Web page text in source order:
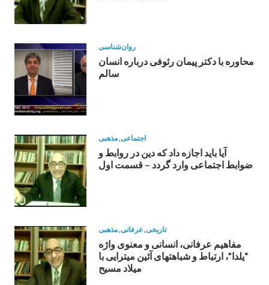
روان‌شناسی
محاوره با دکتر پیمان رئوفی درباره انسان
سالم
اجتماعی مذهبی
آیا باید اجازه داد که دین در روابط و
ضوابط اجتماعی وارد گردد – قسمت اول
تاریخی عرفانی مذهبی
مفاهيم عرفانى، انسانى و معنوى واژه
“يلدا”، ارتباط و شباهتهاى آئين ميترايی با
ميلاد مسيح